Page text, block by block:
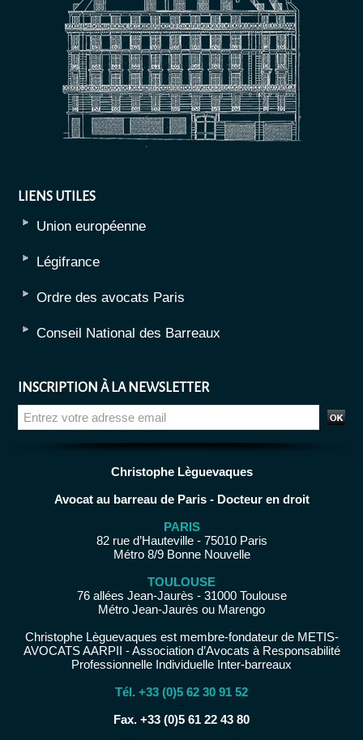
LIENS UTILES
Union européenne
Légifrance
Ordre des avocats Paris
Conseil National des Barreaux
INSCRIPTION À LA NEWSLETTER
Christophe Lèguevaques
Avocat au barreau de Paris - Docteur en droit
PARIS
82 rue d’Hauteville - 75010 Paris
Métro 8/9 Bonne Nouvelle
TOULOUSE
76 allées Jean-Jaurès - 31000 Toulouse
Métro Jean-Jaurès ou Marengo
Christophe Lèguevaques est membre-fondateur de METIS-
AVOCATS AARPII - Association d’Avocats à Responsabilité
Professionnelle Individuelle Inter-barreaux
Tél. +33 (0)5 62 30 91 52
−
Fax. +33 (0)5 61 22 43 80